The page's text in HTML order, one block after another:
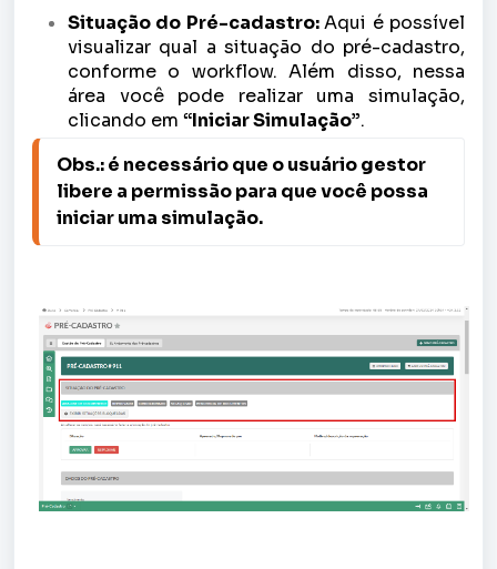
Situação do Pré-cadastro:Aqui é possível
visualizar qual a situação do pré-cadastro,
conforme o workflow. Além disso, nessa
área você pode realizar uma simulação,
clicando em “Iniciar Simulação”.
Obs.: é necessário que o usuário gestor
libere a permissão para que você possa
iniciar uma simulação.